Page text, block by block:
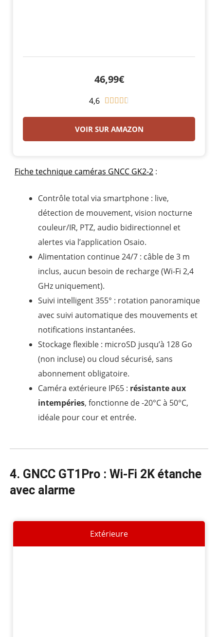
46,99€
4,6     
t
6
u
r
5
VOIR SUR AMAZON
Fiche technique caméras GNCC GK2-2 :
Contrôle total via smartphone : live,
détection de mouvement, vision nocturne
couleur/IR, PTZ, audio bidirectionnel et
alertes via l’application Osaio.
Alimentation continue 24/7 : câble de 3 m
inclus, aucun besoin de recharge (Wi-Fi 2,4
GHz uniquement).
Suivi intelligent 355° : rotation panoramique
avec suivi automatique des mouvements et
notifications instantanées.
Stockage flexible : microSD jusqu’à 128 Go
(non incluse) ou cloud sécurisé, sans
abonnement obligatoire.
Caméra extérieure IP65 : résistante aux
intempéries, fonctionne de -20°C à 50°C,
idéale pour cour et entrée.
4. GNCC GT1Pro : Wi-Fi 2K étanche
avec alarme
Extérieure